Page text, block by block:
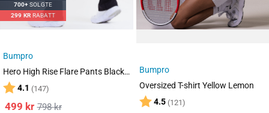
700+SOLGTE
299 KR RABATT
Bumpro
Hero High Rise Flare Pants Black 2-PACK
Karakter:
4.1 (147)
798kr
499 kr
Bumpro
Oversized T-shirt Yellow Lemon
Karakter:
4.5(121)